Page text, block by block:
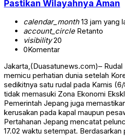
Pastikan Wilayahnya Aman
calendar_month13 jam yang
account_circleRetanto
visibility20
0Komentar
Jakarta,(Duasatunews.com)– Rudal
memicu perhatian dunia setelah
sedikitnya satu rudal pada Kamis
tidak memasuki Zona Ekonomi
Pemerintah Jepang juga
kerusakan pada kapal maupun
Pertahanan Jepang mencatat
17.02 waktu setempat.